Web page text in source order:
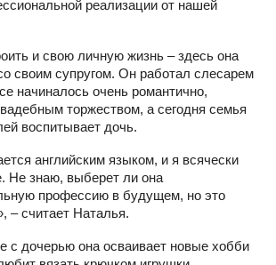
реализации от нашей
и свою личную жизнь – здесь она
своим супругом. Он работал слесарем
начиналось очень романтично,
торжеством, а сегодня семья
воспитывает дочь.
английским языком, и я всячески
Не знаю, выберет ли она
профессию в будущем, но это
– считает Наталья.
с дочерью она осваивает новые хобби